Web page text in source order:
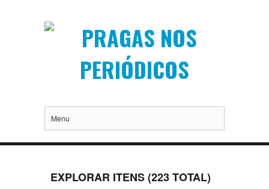
Menu
EXPLORAR ITENS (223 TOTAL)